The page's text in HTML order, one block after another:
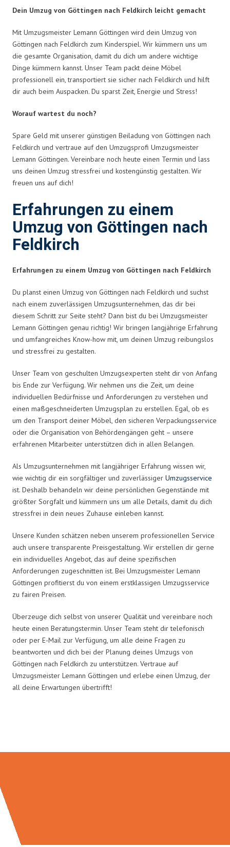
Dein Umzug von Göttingen nach Feldkirch leicht gemacht
Mit Umzugsmeister Lemann Göttingen wird dein Umzug von
Göttingen nach Feldkirch zum Kinderspiel. Wir kümmern uns um
die gesamte Organisation, damit du dich um andere wichtige
Dinge kümmern kannst. Unser Team packt deine Möbel
professionell ein, transportiert sie sicher nach Feldkirch und hilft
dir auch beim Auspacken. Du sparst Zeit, Energie und Stress!
Worauf wartest du noch?
Spare Geld mit unserer günstigen Beiladung von Göttingen nach
Feldkirch und vertraue auf den Umzugsprofi Umzugsmeister
Lemann Göttingen. Vereinbare noch heute einen Termin und lass
uns deinen Umzug stressfrei und kostengünstig gestalten. Wir
freuen uns auf dich!
Erfahrungen zu einem
Umzug von Göttingen nach
Feldkirch
Erfahrungen zu einem Umzug von Göttingen nach Feldkirch
Du planst einen Umzug von Göttingen nach Feldkirch und suchst
nach einem zuverlässigen Umzugsunternehmen, das dir bei
diesem Schritt zur Seite steht? Dann bist du bei Umzugsmeister
Lemann Göttingen genau richtig! Wir bringen langjährige Erfahrung
und umfangreiches Know-how mit, um deinen Umzug reibungslos
und stressfrei zu gestalten.
Unser Team von geschulten Umzugsexperten steht dir von Anfang
bis Ende zur Verfügung. Wir nehmen uns die Zeit, um deine
individuellen Bedürfnisse und Anforderungen zu verstehen und
einen maßgeschneiderten Umzugsplan zu erstellen. Egal, ob es
um den Transport deiner Möbel, den sicheren Verpackungsservice
oder die Organisation von Behördengängen geht – unsere
erfahrenen Mitarbeiter unterstützen dich in allen Belangen.
Als Umzugsunternehmen mit langjähriger Erfahrung wissen wir,
wie wichtig dir ein sorgfältiger und zuverlässiger Umzugsservice
ist. Deshalb behandeln wir deine persönlichen Gegenstände mit
größter Sorgfalt und kümmern uns um alle Details, damit du dich
stressfrei in dein neues Zuhause einleben kannst.
Unsere Kunden schätzen neben unserem professionellen Service
auch unsere transparente Preisgestaltung. Wir erstellen dir gerne
ein individuelles Angebot, das auf deine spezifischen
Anforderungen zugeschnitten ist. Bei Umzugsmeister Lemann
Göttingen profitierst du von einem erstklassigen Umzugsservice
zu fairen Preisen.
Überzeuge dich selbst von unserer Qualität und vereinbare noch
heute einen Beratungstermin. Unser Team steht dir telefonisch
oder per E-Mail zur Verfügung, um alle deine Fragen zu
beantworten und dich bei der Planung deines Umzugs von
Göttingen nach Feldkirch zu unterstützen. Vertraue auf
Umzugsmeister Lemann Göttingen und erlebe einen Umzug, der
all deine Erwartungen übertrifft!